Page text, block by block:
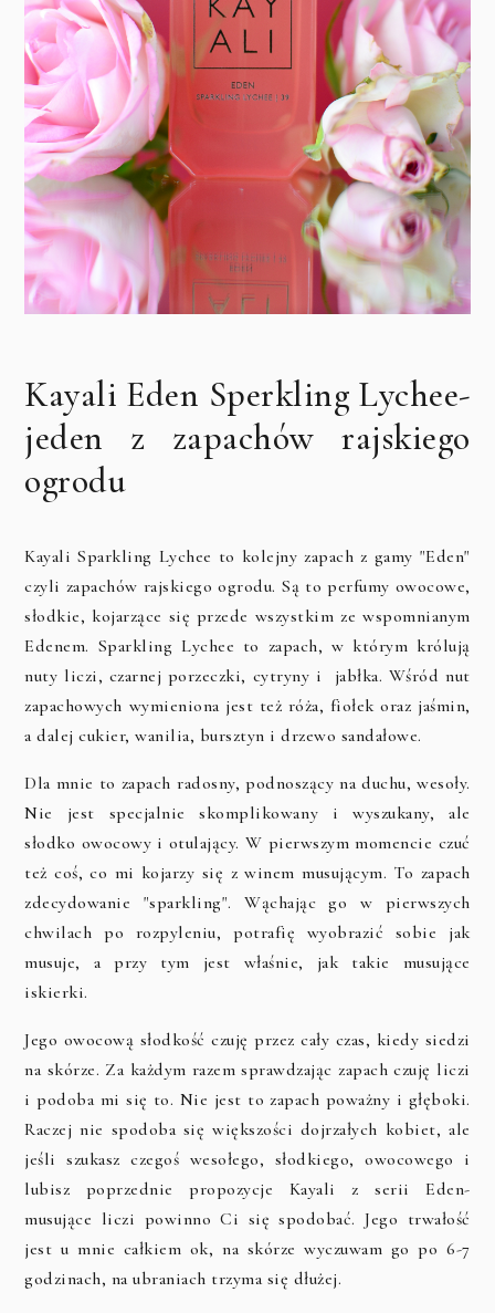
Kayali Eden Sperkling Lychee-
jeden z zapachów rajskiego
ogrodu
Kayali Sparkling Lychee to kolejny zapach z gamy "Eden"
czyli zapachów rajskiego ogrodu. Są to perfumy owocowe,
słodkie, kojarzące się przede wszystkim ze wspomnianym
Edenem. Sparkling Lychee to zapach, w którym królują
nuty liczi, czarnej porzeczki, cytryny i jabłka. Wśród nut
zapachowych wymieniona jest też róża, fiołek oraz jaśmin,
a dalej cukier, wanilia, bursztyn i drzewo sandałowe.
Dla mnie to zapach radosny, podnoszący na duchu, wesoły.
Nie jest specjalnie skomplikowany i wyszukany, ale
słodko owocowy i otulający. W pierwszym momencie czuć
też coś, co mi kojarzy się z winem musującym. To zapach
zdecydowanie "sparkling". Wąchając go w pierwszych
chwilach po rozpyleniu, potrafię wyobrazić sobie jak
musuje, a przy tym jest właśnie, jak takie musujące
iskierki.
Jego owocową słodkość czuję przez cały czas, kiedy siedzi
na skórze. Za każdym razem sprawdzając zapach czuję liczi
i podoba mi się to. Nie jest to zapach poważny i głęboki.
Raczej nie spodoba się większości dojrzałych kobiet, ale
jeśli szukasz czegoś wesołego, słodkiego, owocowego i
lubisz poprzednie propozycje Kayali z serii Eden-
musujące liczi powinno Ci się spodobać. Jego trwałość
jest u mnie całkiem ok, na skórze wyczuwam go po 6-7
godzinach, na ubraniach trzyma się dłużej.